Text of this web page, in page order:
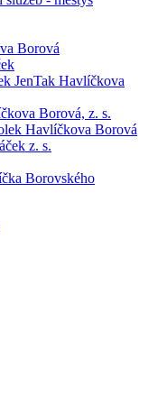
Borová
JenTak Havlíčkova
Borová, z. s.
Havlíčkova Borová
z. s.
Borovského